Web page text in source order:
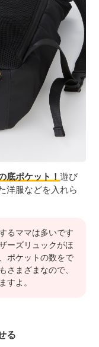
底ポケット！遊び
洋服などを入れら
るママは多いです
ーズリュックがほ
ポケットの数をで
さまざまなので、
すよ。
る